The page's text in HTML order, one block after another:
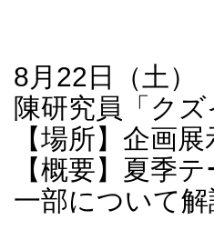
8月22日（土）
陳研究員「ク
【場所】企画
【概要】夏季
一部について解